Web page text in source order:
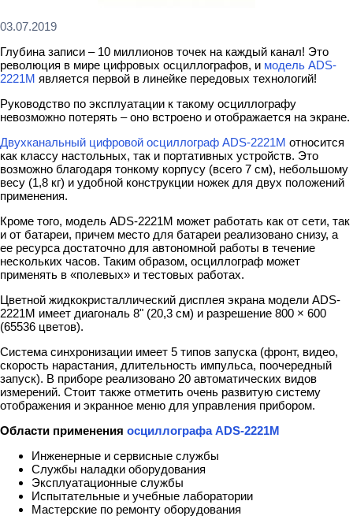
03.07.2019
Глубина записи – 10 миллионов точек на каждый канал! Это
революция в мире цифровых осциллографов, и модель ADS-
2221M является первой в линейке передовых технологий!
Руководство по эксплуатации к такому осциллографу
невозможно потерять – оно встроено и отображается на экране.
Двухканальный цифровой осциллограф ADS-2221M относится
как классу настольных, так и портативных устройств. Это
возможно благодаря тонкому корпусу (всего 7 см), небольшому
весу (1,8 кг) и удобной конструкции ножек для двух положений
применения.
Кроме того, модель ADS-2221M может работать как от сети, так
и от батареи, причем место для батареи реализовано снизу, а
ее ресурса достаточно для автономной работы в течение
нескольких часов. Таким образом, осциллограф может
применять в «полевых» и тестовых работах.
Цветной жидкокристаллический дисплея экрана модели ADS-
2221M имеет диагональ 8" (20,3 см) и разрешение 800 × 600
(65536 цветов).
Система синхронизации имеет 5 типов запуска (фронт, видео,
скорость нарастания, длительность импульса, поочередный
запуск). В приборе реализовано 20 автоматических видов
измерений. Стоит также отметить очень развитую систему
отображения и экранное меню для управления прибором.
Области применения осциллографа ADS-2221M
Инженерные и сервисные службы
Службы наладки оборудования
Эксплуатационные службы
Испытательные и учебные лаборатории
Мастерские по ремонту оборудования